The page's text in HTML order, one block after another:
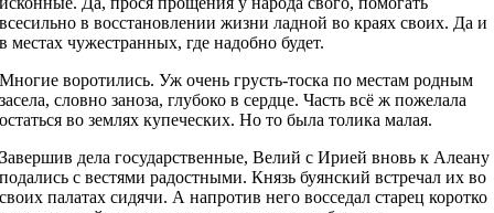
всесильно в восстановлении жизни ладной во краях своих. Да и
в местах чужестранных, где надобно будет.
Многие воротились. Уж очень грусть-тоска по местам родным
засела, словно заноза, глубоко в сердце. Часть всё ж пожелала
остаться во землях купеческих. Но то была толика малая.
Завершив дела государственные, Велий с Ирией вновь к Алеану
подались с вестями радостными. Князь буянский встречал их во
своих палатах сидячи. А напротив него восседал старец коротко